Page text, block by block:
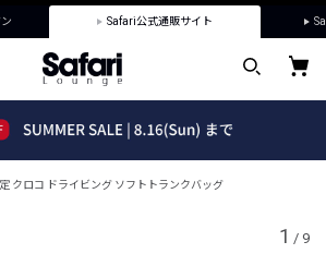
Safari公式通販サイト
クロコ ドライビング ソフトトランクバッグ
1 / 9